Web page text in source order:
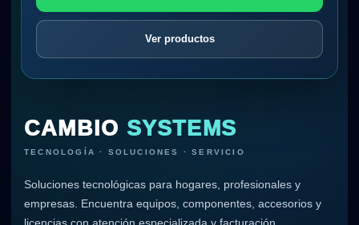
Ver productos
CAMBIO SYSTEMS
TECNOLOGÍA · SOLUCIONES · SERVICIO
Soluciones tecnológicas para hogares, profesionales y
empresas. Encuentra equipos, componentes, accesorios y